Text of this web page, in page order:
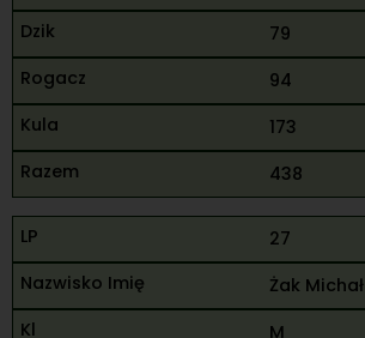
79
94
173
438
27
Żak Michał
M